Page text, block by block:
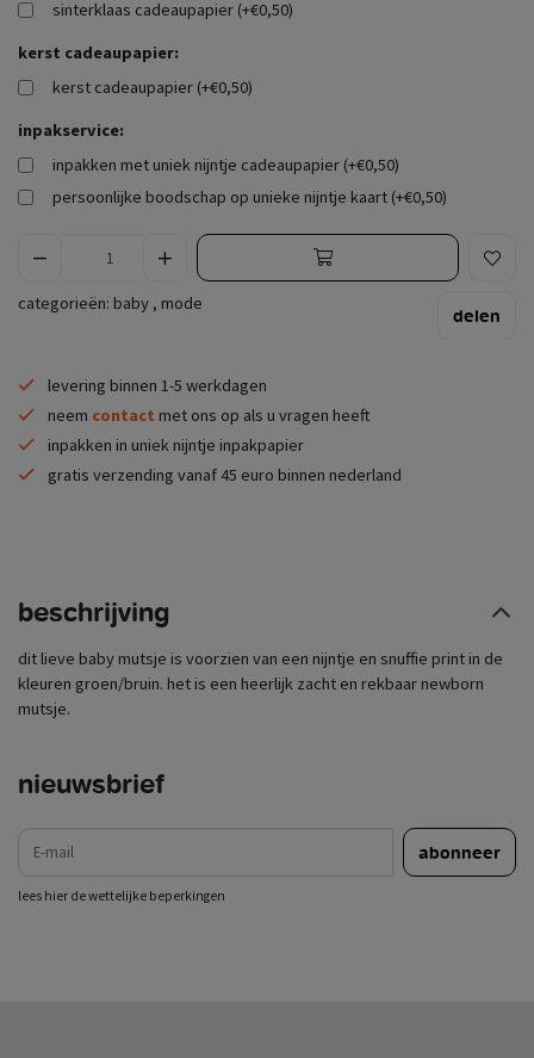
sinterklaas cadeaupapier (+€0,50)
kerst cadeaupapier:
kerst cadeaupapier (+€0,50)
inpakservice:
inpakken met uniek nijntje cadeaupapier (+€0,50)
persoonlijke boodschap op unieke nijntje kaart (+€0,50)
categorieën: baby , mode
delen
levering binnen 1-5 werkdagen
neem contact met ons op als u vragen heeft
inpakken in uniek nijntje inpakpapier
gratis verzending vanaf 45 euro binnen nederland
beschrijving
dit lieve baby mutsje is voorzien van een nijntje en snuffie print in de
kleuren groen/bruin. het is een heerlijk zacht en rekbaar newborn
mutsje.
nieuwsbrief
abonneer
lees hier de wettelijke beperkingen